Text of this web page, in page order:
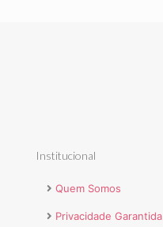
Institucional
Quem Somos
Privacidade Garantida